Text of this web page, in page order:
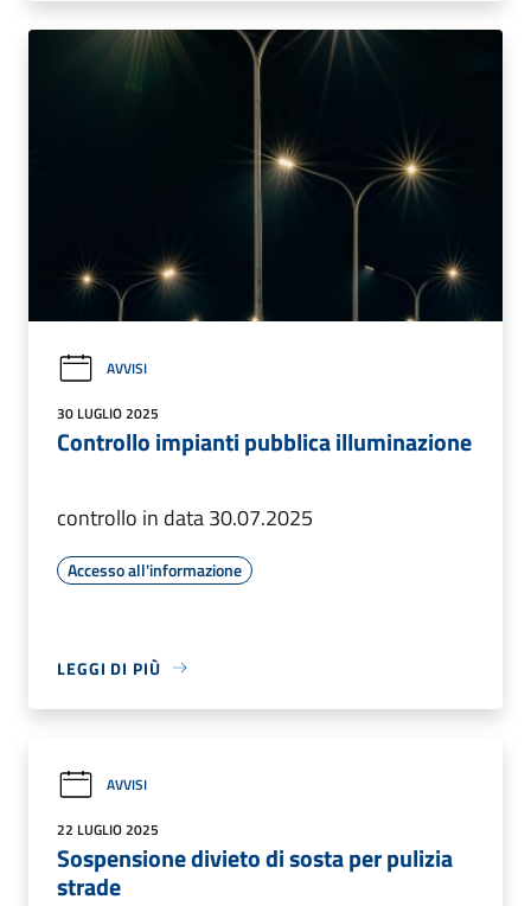
AVVISI
30 LUGLIO 2025
Controllo impianti pubblica illuminazione
controllo in data 30.07.2025
Accesso all'informazione
LEGGI DI PIÙ
AVVISI
22 LUGLIO 2025
Sospensione divieto di sosta per pulizia
strade